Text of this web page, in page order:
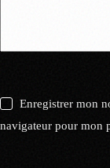
Enregistrer mon
navigateur pour mon